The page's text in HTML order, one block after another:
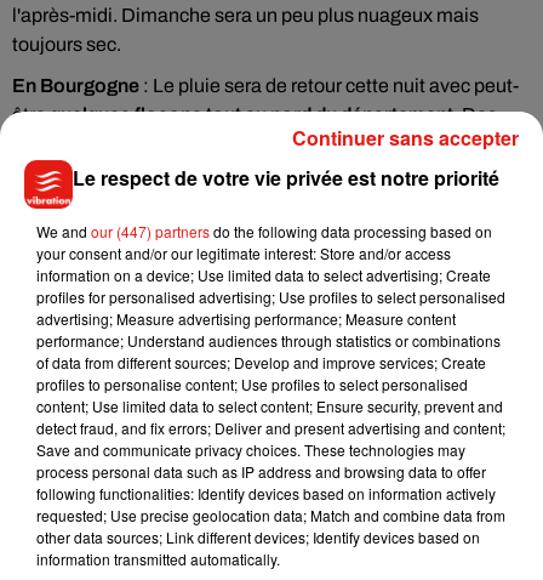
l'après-midi. Dimanche sera un peu plus nuageux mais
toujours sec.
En Bourgogne : Le pluie sera de retour cette nuit avec peut-
êtrequelques flocons tout au nord du département. Des
averses qui se poursuivront demain (jeudi) et toucheront
surtout la moitié est du département dans la nuit. Vendredi
sera pluvieux. Il faudra attendre la soirée pour que les
éclaircies reviennent par l'ouest du département.La neige
tombera dans la soirée dans le Doubs et la Haute-Saône et
également dans la nuit de vendredi à samedi en Saône-et-
Loire et le Jura. Samedi Matin, la neige sera toujours
présente dans le Doubs et le Jura. Le soleil fera sont retour
l'après-midi. Dimanche vous aurez droit à une journée entre
nuages et éclaircies.
Musique
Le respect de votre vie privée est notre priorité
We and our (447) partnersdo the following data processing based on
your consent and/or our legitimate interest: Store and/or access
information on a device; Use limited data to select advertising; Create
profiles for personalised advertising; Use profiles to select personalised
advertising; Measure advertising performance; Measure content
performance; Understand audiences through statistics or combinations
of data from different sources; Develop and improve services; Create
profiles to personalise content; Use profiles to select personalised
content; Use limited data to select content; Ensure security, prevent and
detect fraud, and fix errors; Deliver and present advertising and content;
Save and communicate privacy choices. These technologies may
process personal data such as IP address and browsing data to offer
following functionalities: Identify devices based on information actively
requested; Use precise geolocation data; Match and combine data from
other data sources; Link different devices; Identify devices based on
information transmitted automatically.
Continuer sans accepter